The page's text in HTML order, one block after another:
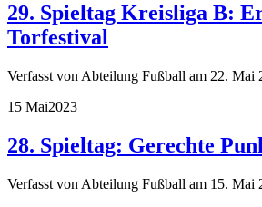
29. Spieltag Kreisliga B:
Torfestival
Verfasst von Abteilung Fußball am 22. Mai
15 Mai2023
28. Spieltag: Gerechte
Verfasst von Abteilung Fußball am 15. Mai